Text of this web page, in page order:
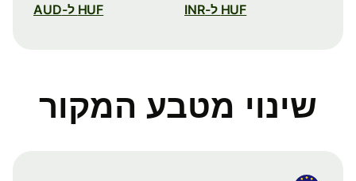
HUF ל-INR HUF ל-AUD
שינוי מטבע המקור